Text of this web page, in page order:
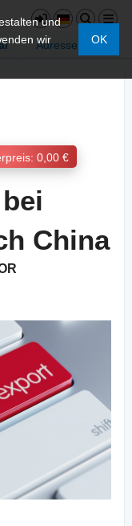
Adressen
und
wir
OK
0,00 €
China